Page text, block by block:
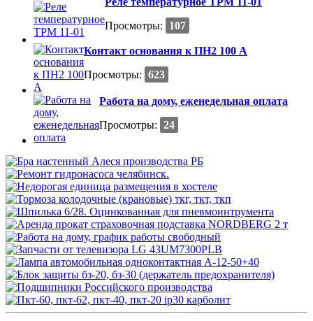
Просмотры:
107
Контакт основания к ПН2 100 А
Просмотры: 623
Работа на дому, еженедельная оплата
Просмотры: 24